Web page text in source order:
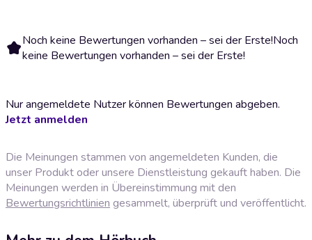
Noch keine Bewertungen vorhanden – sei der Erste!Noch
keine Bewertungen vorhanden – sei der Erste!
Nur angemeldete Nutzer können Bewertungen abgeben.
Jetzt anmelden
Die Meinungen stammen von angemeldeten Kunden, die
unser Produkt oder unsere Dienstleistung gekauft haben. Die
Meinungen werden in Übereinstimmung mit den
Bewertungsrichtlinien gesammelt, überprüft und veröffentlicht.